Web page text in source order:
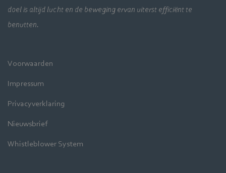
doel is altijd lucht en de beweging ervan uiterst efficiënt te
benutten.
Voorwaarden
Impressum
Privacyverklaring
Nieuwsbrief
Whistleblower System